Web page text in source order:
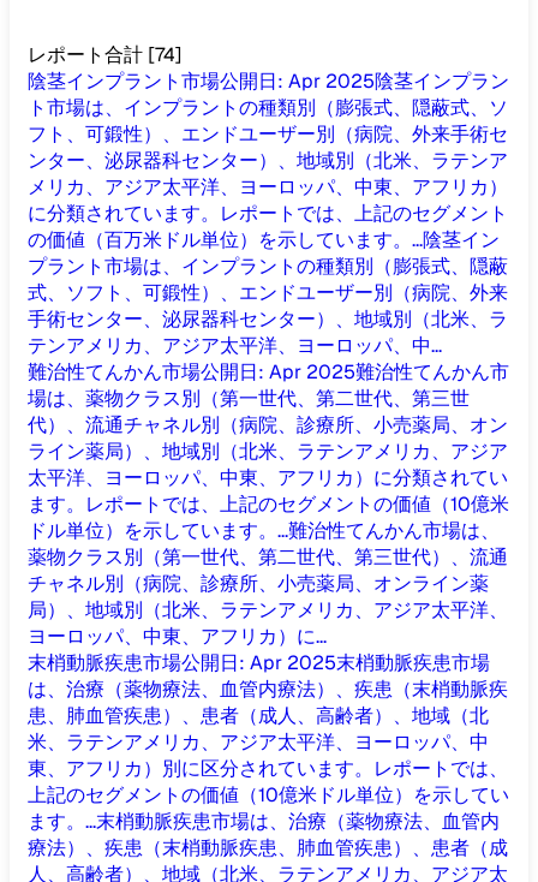
レポート合計 [74]
陰茎インプラント市場公開日: Apr 2025陰茎インプラン
ト市場は、インプラントの種類別（膨張式、隠蔽式、ソ
フト、可鍛性）、エンドユーザー別（病院、外来手術セ
ンター、泌尿器科センター）、地域別（北米、ラテンア
メリカ、アジア太平洋、ヨーロッパ、中東、アフリカ）
に分類されています。レポートでは、上記のセグメント
の価値（百万米ドル単位）を示しています。...陰茎イン
プラント市場は、インプラントの種類別（膨張式、隠蔽
式、ソフト、可鍛性）、エンドユーザー別（病院、外来
手術センター、泌尿器科センター）、地域別（北米、ラ
テンアメリカ、アジア太平洋、ヨーロッパ、中...
難治性てんかん市場公開日: Apr 2025難治性てんかん市
場は、薬物クラス別（第一世代、第二世代、第三世
代）、流通チャネル別（病院、診療所、小売薬局、オン
ライン薬局）、地域別（北米、ラテンアメリカ、アジア
太平洋、ヨーロッパ、中東、アフリカ）に分類されてい
ます。レポートでは、上記のセグメントの価値（10億米
ドル単位）を示しています。...難治性てんかん市場は、
薬物クラス別（第一世代、第二世代、第三世代）、流通
チャネル別（病院、診療所、小売薬局、オンライン薬
局）、地域別（北米、ラテンアメリカ、アジア太平洋、
ヨーロッパ、中東、アフリカ）に...
末梢動脈疾患市場公開日: Apr 2025末梢動脈疾患市場
は、治療（薬物療法、血管内療法）、疾患（末梢動脈疾
患、肺血管疾患）、患者（成人、高齢者）、地域（北
米、ラテンアメリカ、アジア太平洋、ヨーロッパ、中
東、アフリカ）別に区分されています。レポートでは、
上記のセグメントの価値（10億米ドル単位）を示してい
ます。...末梢動脈疾患市場は、治療（薬物療法、血管内
療法）、疾患（末梢動脈疾患、肺血管疾患）、患者（成
人、高齢者）、地域（北米、ラテンアメリカ、アジア太